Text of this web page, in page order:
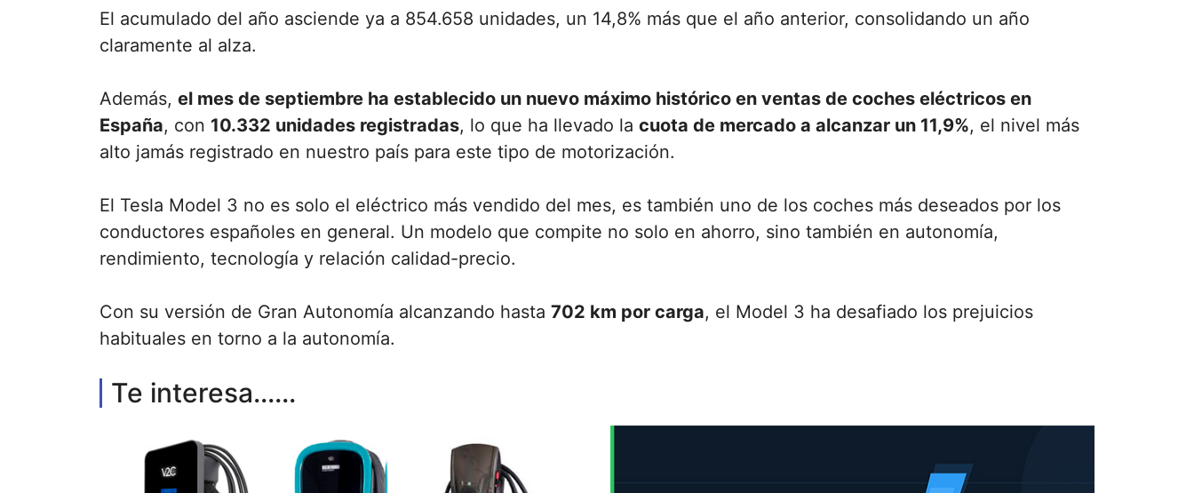
El acumulado del año asciende ya a 854.658 unidades, un 14,8% más que el año anterior, consolidando un año
claramente al alza.
Además, el mes de septiembre ha establecido un nuevo máximo histórico en ventas de coches eléctricos en
España, con 10.332 unidades registradas, lo que ha llevado la cuota de mercado a alcanzar un 11,9%, el nivel más
alto jamás registrado en nuestro país para este tipo de motorización.
El Tesla Model 3 no es solo el eléctrico más vendido del mes, es también uno de los coches más deseados por los
conductores españoles en general. Un modelo que compite no solo en ahorro, sino también en autonomía,
rendimiento, tecnología y relación calidad-precio.
Con su versión de Gran Autonomía alcanzando hasta 702 km por carga, el Model 3 ha desafiado los prejuicios
habituales en torno a la autonomía.
Te interesa......